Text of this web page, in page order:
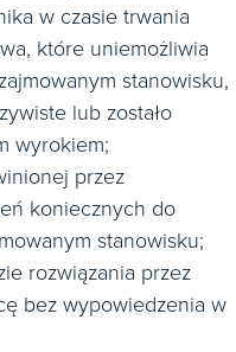
w czasie trwania
które uniemożliwia
stanowisku,
lub zostało
wyrokiem;
przez
koniecznych do
stanowisku;
rozwiązania przez
bez wypowiedzenia w